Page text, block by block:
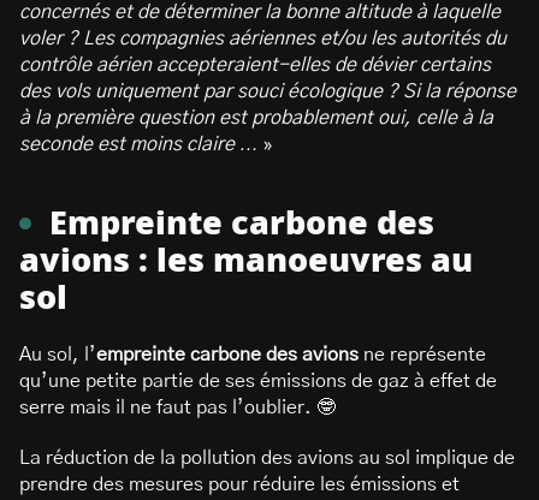
concernés et de déterminer la bonne altitude à laquelle
voler ? Les compagnies aériennes et/ou les autorités du
contrôle aérien accepteraient-elles de dévier certains
des vols uniquement par souci écologique ? Si la réponse
à la première question est probablement oui, celle à la
seconde est moins claire … »
Empreinte carbone des
avions : les manoeuvres au
sol
Au sol, l’empreinte carbone des avions ne représente
qu’une petite partie de ses émissions de gaz à effet de
serre mais il ne faut pas l’oublier. 🤓
La réduction de la pollution des avions au sol implique de
prendre des mesures pour réduire les émissions et